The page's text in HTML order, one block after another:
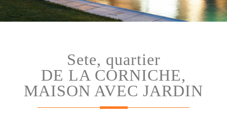
sete, quartier
DE LA CORNICHE,
MAISON AVEC JARDIN